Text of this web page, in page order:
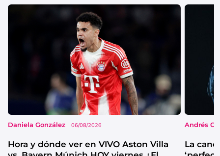
Daniela González 06/08/2026
Hora y dónde ver en VIVO Aston Villa
Andrés
La